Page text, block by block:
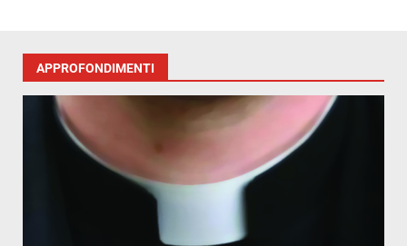
APPROFONDIMENTI